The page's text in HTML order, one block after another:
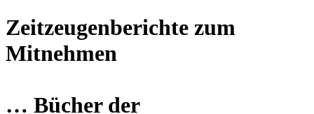
Zeitzeugenberichte zum
Mitnehmen
… Bücher der